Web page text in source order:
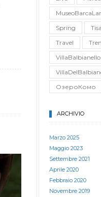
Spring
Travel
VillaBalbianello
ОзероКомо
ARCHIVIO
Marzo 2025
Maggio 2023
Settembre 2021
Aprile 2020
Febbraio 2020
Novembre 2019